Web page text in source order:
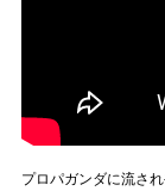
プロパガンダに流さ